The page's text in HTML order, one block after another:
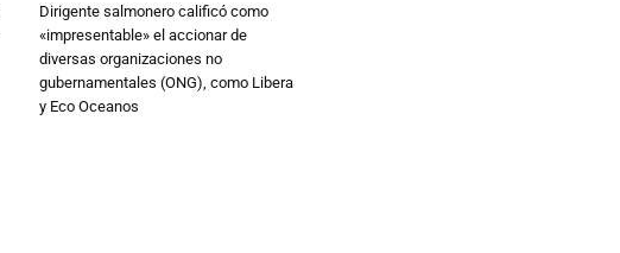
Dirigente salmonero calificó como
«impresentable» el accionar de
diversas organizaciones no
gubernamentales (ONG), como Libera
y Eco Oceanos